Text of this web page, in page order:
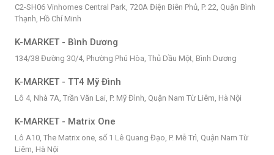
C2-SH06 Vinhomes Central Park, 720A Điện Biên Phủ, P. 22, Quận Bình
Thạnh, Hồ Chí Minh
K-MARKET - Bình Dương
134/38 Đường 30/4, Phường Phú Hòa, Thủ Dầu Một, Bình Dương
K-MARKET - TT4 Mỹ Đình
Lô 4, Nhà 7A, Trần Văn Lai, P. Mỹ Đình, Quận Nam Từ Liêm, Hà Nội
K-MARKET - Matrix One
Lô A10, The Matrix one, số 1 Lê Quang Đạo, P. Mễ Trì, Quận Nam Từ
Liêm, Hà Nội